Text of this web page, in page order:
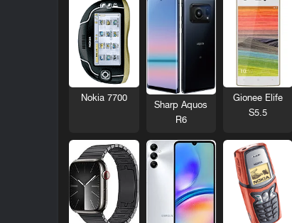
Gionee Elife
S5.5
Sharp Aquos
R6
Nokia 7700